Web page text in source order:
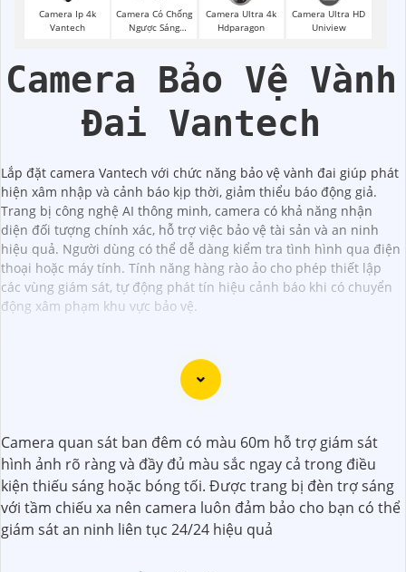
Camera Ip 4k
Vantech
Camera Có Chống
Ngược Sáng
Camera Ultra 4k
Hdparagon
Camera Ultra HD
Uniview
Camera Bảo Vệ Vành
Đai Vantech
Lắp đặt camera Vantech với chức năng bảo vệ vành đai giúp phát
hiện xâm nhập và cảnh báo kịp thời, giảm thiểu báo động giả.
Trang bị công nghệ AI thông minh, camera có khả năng nhận
diện đối tượng chính xác, hỗ trợ việc bảo vệ tài sản và an ninh
hiệu quả. Người dùng có thể dễ dàng kiểm tra tình hình qua điện
thoại hoặc máy tính. Tính năng hàng rào ảo cho phép thiết lập
các vùng giám sát, tự động phát tín hiệu cảnh báo khi có chuyển
động xâm phạm khu vực bảo vệ.
Camera Wifi Full HD 1080P là một lựa chọn tốt để quan sát
cửa hàng, văn phòng hoặc nhà xưởng.Với chất lượng hình
ảnh sắc nét với độ phân giải 1080P và khả năng kết nối
không dây qua Wifi, dễ dàng cài đặt và sử dụng giám sát
từ xa thông qua ứng dụng trên điện thoại hoặc máy tính.
Camera quan sát ban đêm có màu 60m hỗ trợ giám sát
hình ảnh rõ ràng và đầy đủ màu sắc ngay cả trong điều
kiện thiếu sáng hoặc bóng tối. Được trang bị đèn trợ sáng
với tầm chiếu xa nên camera luôn đảm bảo cho bạn có thể
giám sát an ninh liên tục 24/24 hiệu quả